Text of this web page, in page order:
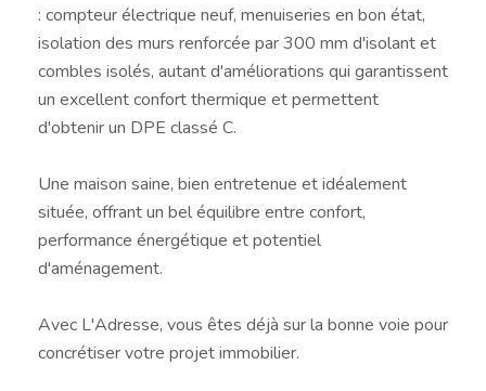
: compteur électrique neuf, menuiseries en bon état,
isolation des murs renforcée par 300 mm d'isolant et
combles isolés, autant d'améliorations qui garantissent
un excellent confort thermique et permettent
d'obtenir un DPE classé C.
Une maison saine, bien entretenue et idéalement
située, offrant un bel équilibre entre confort,
performance énergétique et potentiel
d'aménagement.
Avec L'Adresse, vous êtes déjà sur la bonne voie pour
concrétiser votre projet immobilier.